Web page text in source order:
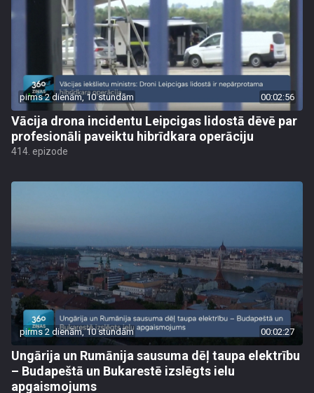
pirms 2 dienām, 10 stundām 00:02:56
Vācija drona incidentu Leipcigas lidostā dēvē par
profesionāli paveiktu hibrīdkara operāciju
414. epizode
pirms 2 dienām, 10 stundām 00:02:27
Ungārija un Rumānija sausuma dēļ taupa elektrību
– Budapeštā un Bukarestē izslēgts ielu
apgaismojums